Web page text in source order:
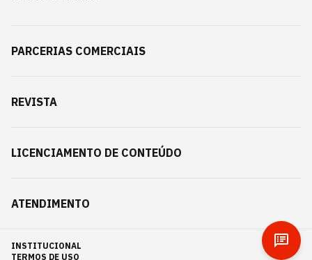
PARCERIAS COMERCIAIS
REVISTA
LICENCIAMENTO DE CONTEÚDO
ATENDIMENTO
INSTITUCIONAL
TERMOS DE USO